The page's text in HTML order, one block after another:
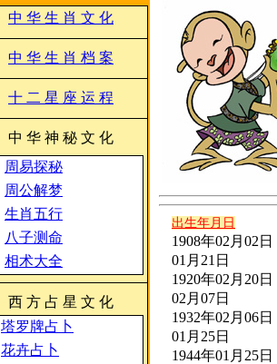
中 华 生 肖 文 化
中 华 生 肖 档 案
十 二 星 座 运 程
中 华 神 秘 文 化
周易探秘
周公解梦
生肖五行
八子测命
相术大全
西 方 占 星 文 化
塔罗牌占卜
花卉占卜
出生年月日
1908年02月02日
01月21日
1920年02月20日
02月07日
1932年02月06日
01月25日
1944年01月25日